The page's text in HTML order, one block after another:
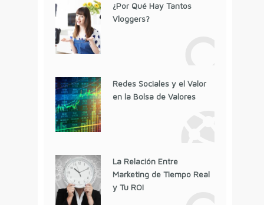
¿Por Qué Hay Tantos
Vloggers?
Redes Sociales y el Valor
en la Bolsa de Valores
La Relación Entre
Marketing de Tiempo Real
y Tu ROI